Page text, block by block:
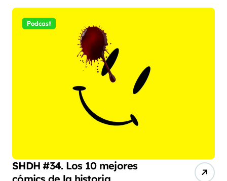
Podcast
SHDH #34. Los 10 mejores